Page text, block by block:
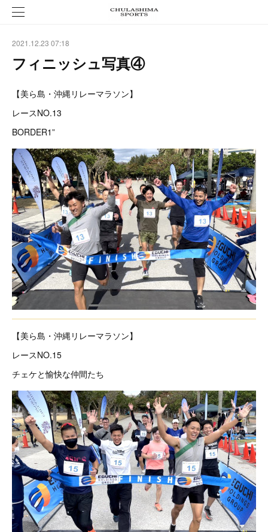
2021.12.23 07:18
フィニッシュ写真④
【美ら島・沖縄リレーマラソン】
レースNO.13
BORDER1”
【美ら島・沖縄リレーマラソン】
レースNO.15
チェケと愉快な仲間たち